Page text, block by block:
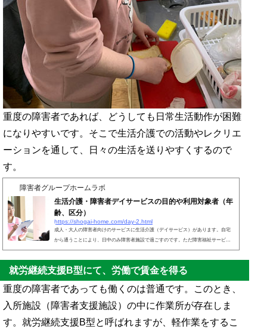
重度の障害者であれば、どうしても日常生活動作が困難
になりやすいです。そこで生活介護での活動やレクリエ
ーションを通して、日々の生活を送りやすくするので
す。
障害者グループホームラボ
生活介護・障害者デイサービスの目的や利用対象者（年
齢、区分）
https://shogai-home.com/day-2.html
成人・大人の障害者向けのサービスに生活介護（デイサービス）があります。自宅
から通うことにより、日中のみ障害者施設で過ごすのです。ただ障害福祉サービス
を利用する場合、費用が必要です。それでは、いくらの料金になるのでしょうか。
また利用するには対象者が存在し、すべての障害者が利用できるわけではありませ
ん。利用には障害支援区分が重要です。デイサービスを利用する目的としては、介
護負担の軽減やリハビリなどさまざまな理由があります。障害者施設を利用するこ
とにより、障害者自身や家族の生活の質を向上させるので...
就労継続支援B型にて、労働で賃金を得る
重度の障害者であっても働くのは普通です。このとき、
入所施設（障害者支援施設）の中に作業所が存在しま
す。就労継続支援B型と呼ばれますが、軽作業をするこ